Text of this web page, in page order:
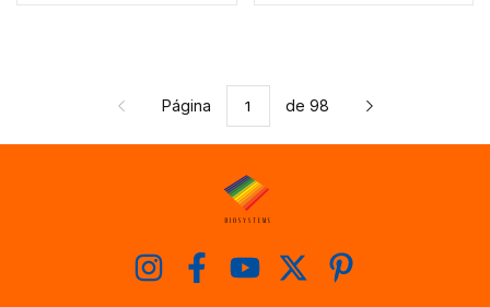
Página de 98